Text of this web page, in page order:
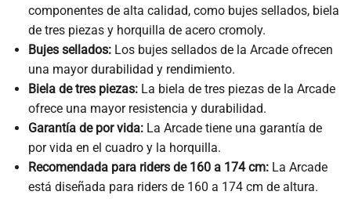
componentes de alta calidad, como bujes sellados, biela
de tres piezas y horquilla de acero cromoly.
Bujes sellados:Los bujes sellados de la Arcade ofrecen
una mayor durabilidad y rendimiento.
Biela de tres piezas:La biela de tres piezas de la Arcade
ofrece una mayor resistencia y durabilidad.
Garantía de por vida:La Arcade tiene una garantía de
por vida en el cuadro y la horquilla.
Recomendada para riders de 160 a 174 cm:La Arcade
está diseñada para riders de 160 a 174 cm de altura.